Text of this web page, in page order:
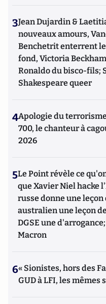
3Jean Dujardin &
nouveaux amours,
Benchetrit enterrent
fond, Victoria
Ronaldo du bisco-fils;
Shakespeare queer
4Apologie du
700, le chanteur à
2026
5Le Point révèle ce
que Xavier Niel hacke
russe donne une leçon
australien une leçon
DGSE une
Macron
6« Sionistes, hors des
GUD à LFI, les mêmes